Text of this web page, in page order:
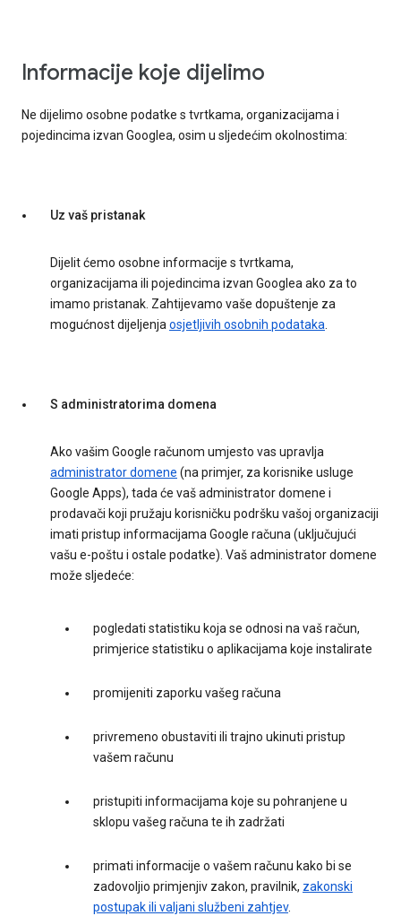
Informacije koje dijelimo
Ne dijelimo osobne podatke s tvrtkama, organizacijama i
pojedincima izvan Googlea, osim u sljedećim okolnostima:
Uz vaš pristanak
Dijelit ćemo osobne informacije s tvrtkama,
organizacijama ili pojedincima izvan Googlea ako za to
imamo pristanak. Zahtijevamo vaše dopuštenje za
mogućnost dijeljenjaosjetljivih osobnih podataka.
S administratorima domena
Ako vašim Google računom umjesto vas upravlja
administrator domene (na primjer, za korisnike usluge
Google Apps), tada će vaš administrator domene i
prodavači koji pružaju korisničku podršku vašoj organizaciji
imati pristup informacijama Google računa (uključujući
vašu e-poštu i ostale podatke). Vaš administrator domene
može sljedeće:
pogledati statistiku koja se odnosi na vaš račun,
primjerice statistiku o aplikacijama koje instalirate
promijeniti zaporku vašeg računa
privremeno obustaviti ili trajno ukinuti pristup
vašem računu
pristupiti informacijama koje su pohranjene u
sklopu vašeg računa te ih zadržati
primati informacije o vašem računu kako bi se
zadovoljio primjenjiv zakon, pravilnik, zakonski
postupak ili valjani službeni zahtjev.